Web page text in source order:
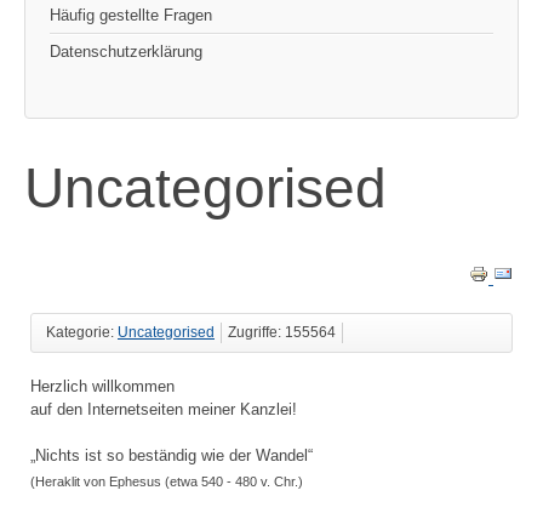
Häufig gestellte Fragen
Datenschutzerklärung
Uncategorised
Kategorie: Uncategorised Zugriffe: 155564
Herzlich willkommen
auf den Internetseiten meiner Kanzlei!
„Nichts ist so beständig wie der Wandel“
(Heraklit von Ephesus (etwa 540 - 480 v. Chr.)